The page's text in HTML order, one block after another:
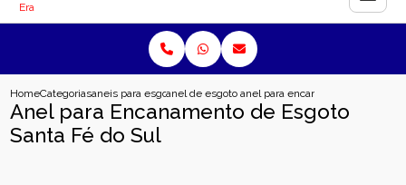
HomeCategoriasaneis para esgotoanel de esgoto industrialanel para encanamento de
Anel para Encanamento de Esgoto
Santa Fé do Sul